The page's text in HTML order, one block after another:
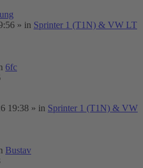
» in Sprinter 1 (T1N) & VW LT
6fc
19:38 » in Sprinter 1 (T1N) & VW
Bustav